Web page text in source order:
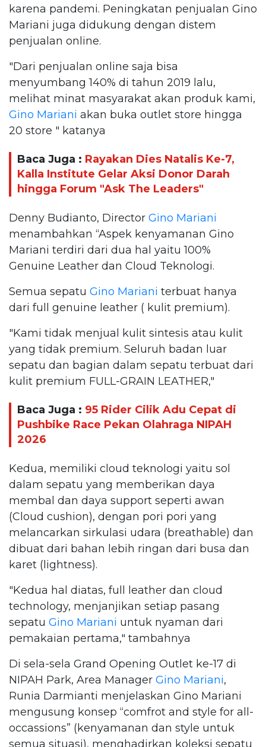
karena pandemi. Peningkatan penjualan Gino
Mariani juga didukung dengan distem
penjualan online.
"Dari penjualan online saja bisa
menyumbang 140% di tahun 2019 lalu,
melihat minat masyarakat akan produk kami,
Gino Mariani akan buka outlet store hingga
20 store " katanya
Baca Juga : Rayakan Dies Natalis Ke-7,
Kalla Institute Gelar Aksi Donor Darah
hingga Forum "Ask The Leaders"
Denny Budianto, Director Gino Mariani
menambahkan “Aspek kenyamanan Gino
Mariani terdiri dari dua hal yaitu 100%
Genuine Leather dan Cloud Teknologi.
Semua sepatu Gino Mariani terbuat hanya
dari full genuine leather ( kulit premium).
"Kami tidak menjual kulit sintesis atau kulit
yang tidak premium. Seluruh badan luar
sepatu dan bagian dalam sepatu terbuat dari
kulit premium FULL-GRAIN LEATHER,"
Baca Juga : 95 Rider Cilik Adu Cepat di
Pushbike Race Pekan Olahraga NIPAH
2026
Kedua, memiliki cloud teknologi yaitu sol
dalam sepatu yang memberikan daya
membal dan daya support seperti awan
(Cloud cushion), dengan pori pori yang
melancarkan sirkulasi udara (breathable) dan
dibuat dari bahan lebih ringan dari busa dan
karet (lightness).
"Kedua hal diatas, full leather dan cloud
technology, menjanjikan setiap pasang
sepatu Gino Mariani untuk nyaman dari
pemakaian pertama," tambahnya
Di sela-sela Grand Opening Outlet ke-17 di
NIPAH Park, Area Manager Gino Mariani,
Runia Darmianti menjelaskan Gino Mariani
mengusung konsep “comfrot and style for all-
occassions” (kenyamanan dan style untuk
semua situasi), menghadirkan koleksi sepatu